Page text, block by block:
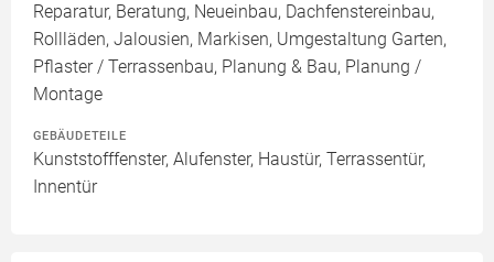
Reparatur, Beratung, Neueinbau, Dachfenstereinbau,
Rollläden, Jalousien, Markisen, Umgestaltung Garten,
Pflaster / Terrassenbau, Planung & Bau, Planung /
Montage
GEBÄUDETEILE
Kunststofffenster, Alufenster, Haustür, Terrassentür,
Innentür